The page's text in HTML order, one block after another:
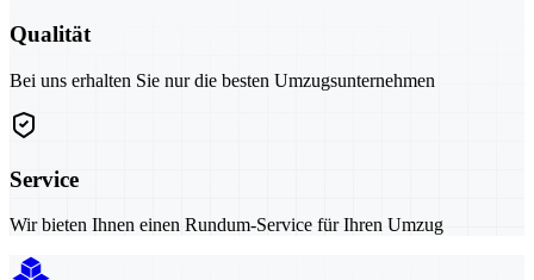
Qualität
Bei uns erhalten Sie nur die besten Umzugsunternehmen
Service
Wir bieten Ihnen einen Rundum-Service für Ihren Umzug